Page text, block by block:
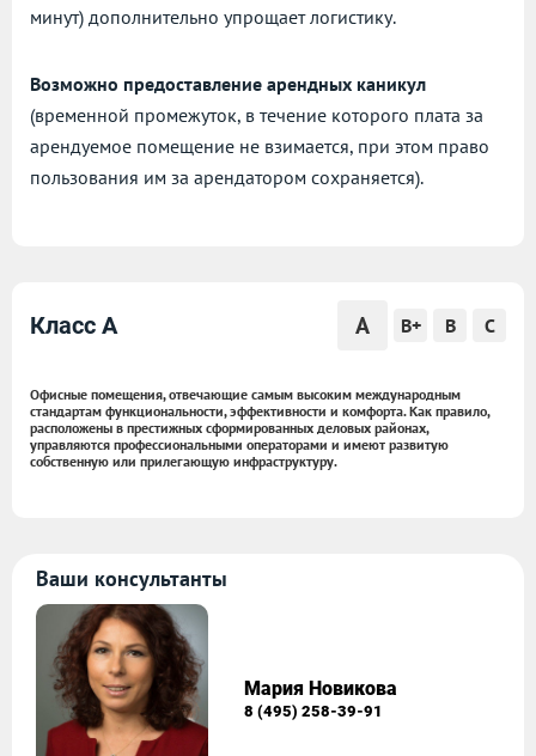
минут) дополнительно упрощает логистику.
Возможно предоставление арендных каникул
(временной промежуток, в течение которого плата за
арендуемое помещение не взимается, при этом право
пользования им за арендатором сохраняется).
Класс A A B+ B C
Офисные помещения, отвечающие самым высоким международным
стандартам функциональности, эффективности и комфорта. Как правило,
расположены в престижных сформированных деловых районах,
управляются профессиональными операторами и имеют развитую
собственную или прилегающую инфраструктуру.
Ваши консультанты
Мария Новикова
8 (495) 258-39-91